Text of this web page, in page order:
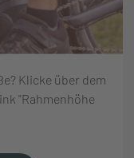
Klicke über dem
"Rahmenhöhe